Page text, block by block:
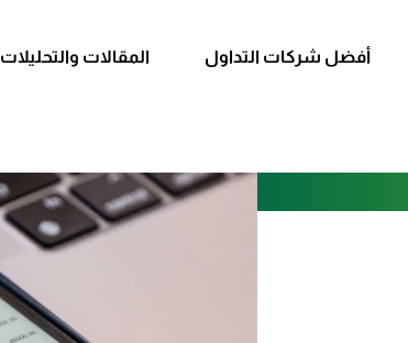
أفضل شركات التداول المقالات والتحليلات